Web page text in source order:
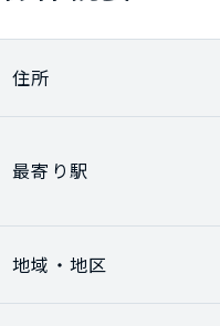
住所
最寄り駅
地域・地区